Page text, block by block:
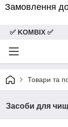
Замовлення
✅ KOMBIX ✅
Товари та
Засоби для